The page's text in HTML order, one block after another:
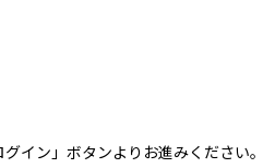
イン」ボタンよりお進みください。